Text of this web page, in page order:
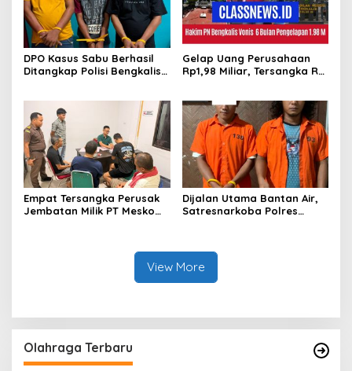
DPO Kasus Sabu Berhasil
Ditangkap Polisi Bengkalis,
Gelap Uang Perusahaan
Rp1,98 Miliar, Tersangka RS
Banding
Empat Tersangka Perusak
Jembatan Milik PT Meskom
Dijalan Utama Bantan Air,
Satresnarkoba Polres
View More
Olahraga Terbaru